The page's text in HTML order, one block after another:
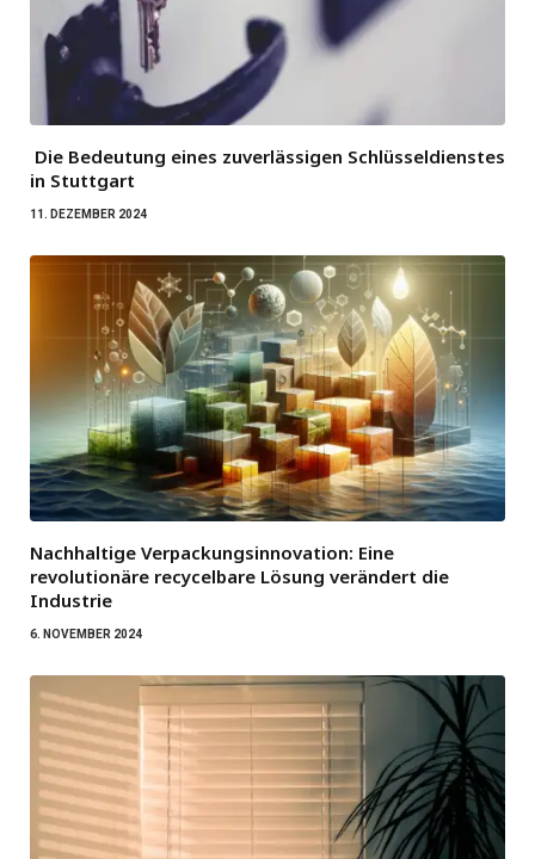
Die Bedeutung eines zuverlässigen Schlüsseldienstes
in Stuttgart
11. DEZEMBER 2024
Nachhaltige Verpackungsinnovation: Eine
revolutionäre recycelbare Lösung verändert die
Industrie
6. NOVEMBER 2024